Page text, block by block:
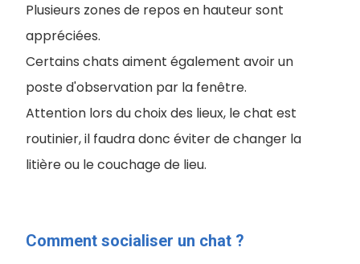
Plusieurs zones de repos en hauteur sont
appréciées.
Certains chats aiment également avoir un
poste d'observation par la fenêtre.
Attention lors du choix des lieux, le chat est
routinier, il faudra donc éviter de changer la
litière ou le couchage de lieu.
Comment socialiser un chat ?